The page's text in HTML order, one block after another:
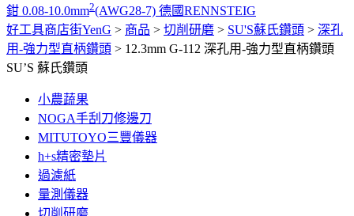
鉗 0.08-10.0mm2(AWG28-7) 德國RENNSTEIG
好工具商店街YenG > 商品 > 切削研磨 > SU'S蘇氏鑽頭 > 深孔
用-強力型直柄鑽頭 > 12.3mm G-112 深孔用-強力型直柄鑽頭
SU’S 蘇氏鑽頭
小農蔬果
NOGA手刮刀修邊刀
MITUTOYO三豐儀器
h+s精密墊片
過濾紙
量測儀器